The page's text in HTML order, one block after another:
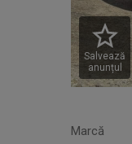
Salvează
anunțul
Marcă